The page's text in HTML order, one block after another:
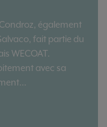
également
fait partie du
WECOAT.
avec sa